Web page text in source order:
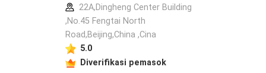
pabrikan
22A,Dingheng Center Building
,No.45 Fengtai North
Road,Beijing,China ,Cina
5.0
Diverifikasi pemasok